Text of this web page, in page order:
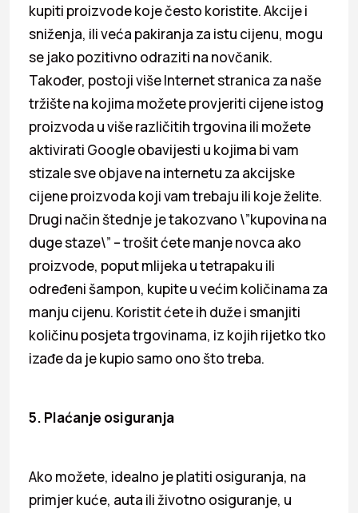
kupiti proizvode koje često koristite. Akcije i
sniženja, ili veća pakiranja za istu cijenu, mogu
se jako pozitivno odraziti na novčanik.
Također, postoji više Internet stranica za naše
tržište na kojima možete provjeriti cijene istog
proizvoda u više različitih trgovina ili možete
aktivirati Google obavijesti u kojima bi vam
stizale sve objave na internetu za akcijske
cijene proizvoda koji vam trebaju ili koje želite.
Drugi način štednje je takozvano \”kupovina na
duge staze\” – trošit ćete manje novca ako
proizvode, poput mlijeka u tetrapaku ili
određeni šampon, kupite u većim količinama za
manju cijenu. Koristit ćete ih duže i smanjiti
količinu posjeta trgovinama, iz kojih rijetko tko
izađe da je kupio samo ono što treba.
5. Plaćanje osiguranja
Ako možete, idealno je platiti osiguranja, na
primjer kuće, auta ili životno osiguranje, u